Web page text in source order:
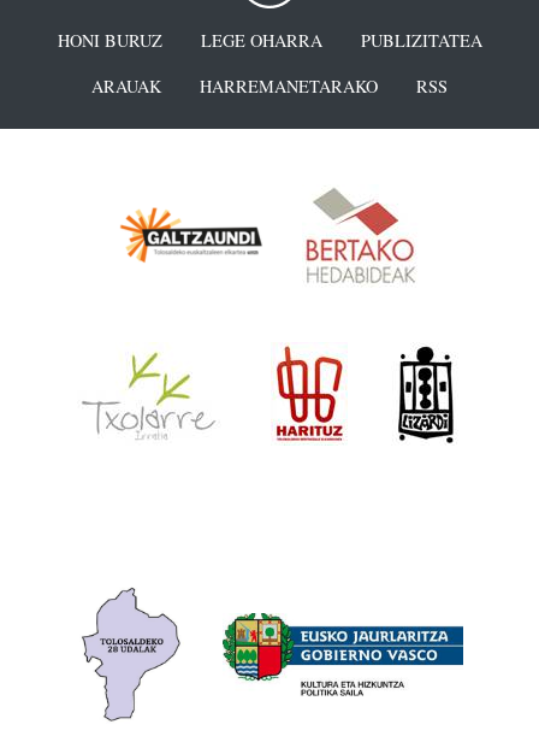
HONI BURUZ LEGE OHARRA
PUBLIZITATEA
ARAUAK
HARREMANETARAKO RSS